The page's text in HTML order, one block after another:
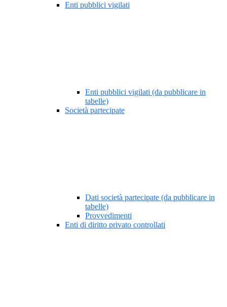
Enti pubblici vigilati
Enti pubblici vigilati (da pubblicare in
tabelle)
Società partecipate
Dati società partecipate (da pubblicare in
tabelle)
Provvedimenti
Enti di diritto privato controllati